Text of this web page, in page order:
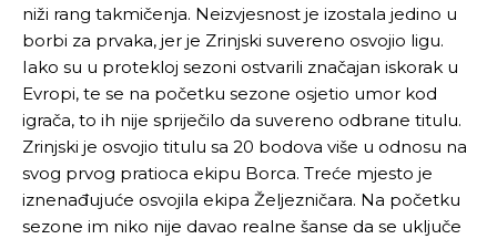
niži rang takmičenja. Neizvjesnost je izostala jedino u
borbi za prvaka, jer je Zrinjski suvereno osvojio ligu.
Iako su u protekloj sezoni ostvarili značajan iskorak u
Evropi, te se na početku sezone osjetio umor kod
igrača, to ih nije spriječilo da suvereno odbrane titulu.
Zrinjski je osvojio titulu sa 20 bodova više u odnosu na
svog prvog pratioca ekipu Borca. Treće mjesto je
iznenađujuće osvojila ekipa Željezničara. Na početku
sezone im niko nije davao realne šanse da se uključe